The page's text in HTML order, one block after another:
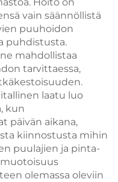
vain säännöllistä
puuhoidon
puhdistusta.
mahdollistaa
tarvittaessa,
laatu luo
kun
päivän aikana,
kiinnostusta mihin
puulajien ja pinta-
olemassa oleviin